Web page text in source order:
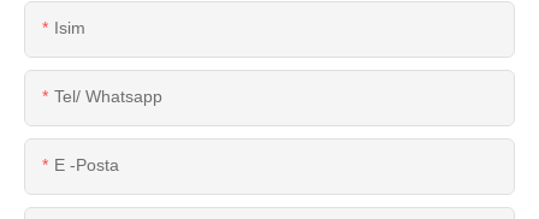
Isim
Tel/ Whatsapp
E -posta